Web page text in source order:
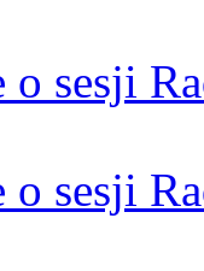
o sesji
o sesji